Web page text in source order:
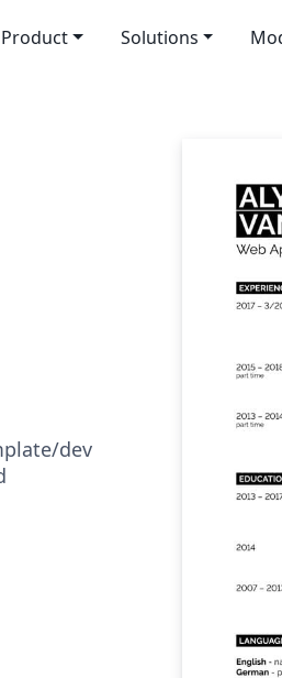
Product Solutions
dev